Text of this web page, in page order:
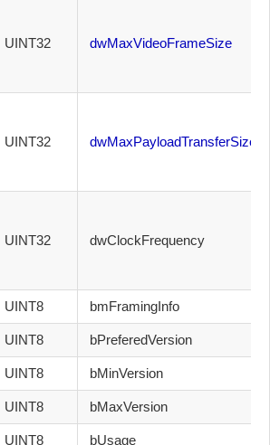
UINT32 dwMaxVideoFrameSize
UINT32 dwMaxPayloadTransferSize
UINT32 dwClockFrequency
UINT8 bmFramingInfo
UINT8 bPreferedVersion
UINT8 bMinVersion
UINT8 bMaxVersion
UINT8 bUsage